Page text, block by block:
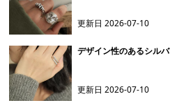
更新日2026-07-10
デザイン性のあるシル
更新日2026-07-10